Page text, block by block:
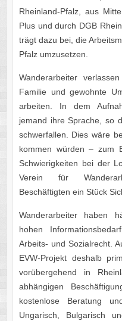
Rheinland-Pfalz, aus
Plus und durch DGB
trägt dazu bei, die
Pfalz umzusetzen.
Wanderarbeiter
Familie und gewohnte
arbeiten. In dem
jemand ihre Sprache, so
schwerfallen. Dies wäre
kommen würden – zum
Schwierigkeiten bei der
Verein für
Beschäftigten ein Stück
Wanderarbeiter haben
hohen
Arbeits- und Sozialrecht.
EVW-Projekt deshalb
vorübergehend in
abhängigen
kostenlose Beratung
Ungarisch, Bulgarisch